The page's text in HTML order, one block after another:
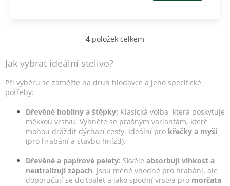
O
d
í
p
r
v
y
v
ý
4 položek celkem
Jak vybrat ideální stelivo?
Při výběru se zaměřte na druh hlodavce a jeho specifické
potřeby:
Dřevěné hobliny a štěpky: Klasická volba, která poskytuje
měkkou vrstvu. Vyhněte se prašným variantám, které
mohou dráždit dýchací cesty. Ideální pro křečky a myši
(pro hrabání a stavbu hnízd).
Dřevěné a papírové pelety: Skvěle absorbují vlhkost a
neutralizují zápach. Jsou méně vhodné pro hrabání, ale
doporučují se do toalet a jako spodní vrstva pro morčata